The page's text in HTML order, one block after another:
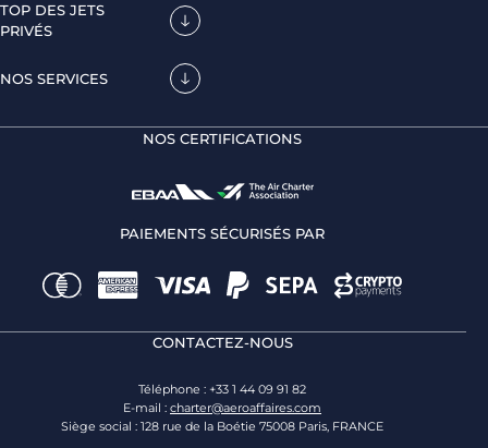
TOP DES JETS
PRIVÉS
NOS SERVICES
NOS CERTIFICATIONS
PAIEMENTS SÉCURISÉS PAR
CONTACTEZ-NOUS
Téléphone : +33 1 44 09 91 82
E-mail : charter@aeroaffaires.com
Siège social : 128 rue de la Boétie 75008 Paris, FRANCE